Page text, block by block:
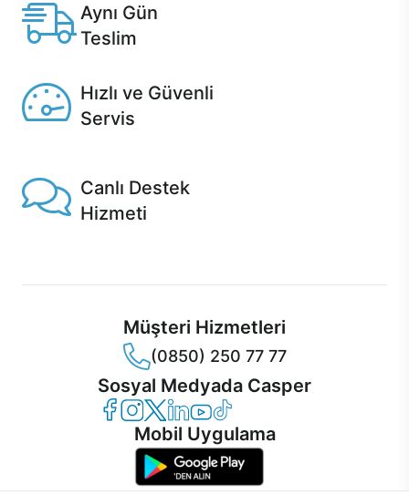
Aynı Gün
Teslim
Hızlı ve Güvenli
Servis
Canlı Destek
Hizmeti
Müşteri Hizmetleri
(0850) 250 77 77
Sosyal Medyada Casper
Casper Facebook
Casper Instagram
Casper Twitter
Casper LinkedIn
Casper YouTube
Casper TikTok
Mobil Uygulama